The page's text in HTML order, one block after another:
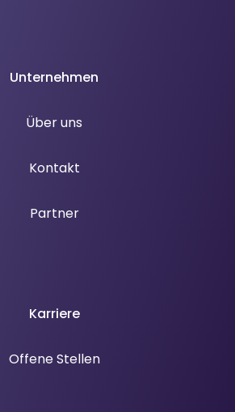
Unternehmen
Über uns
Kontakt
Partner
Karriere
Offene Stellen